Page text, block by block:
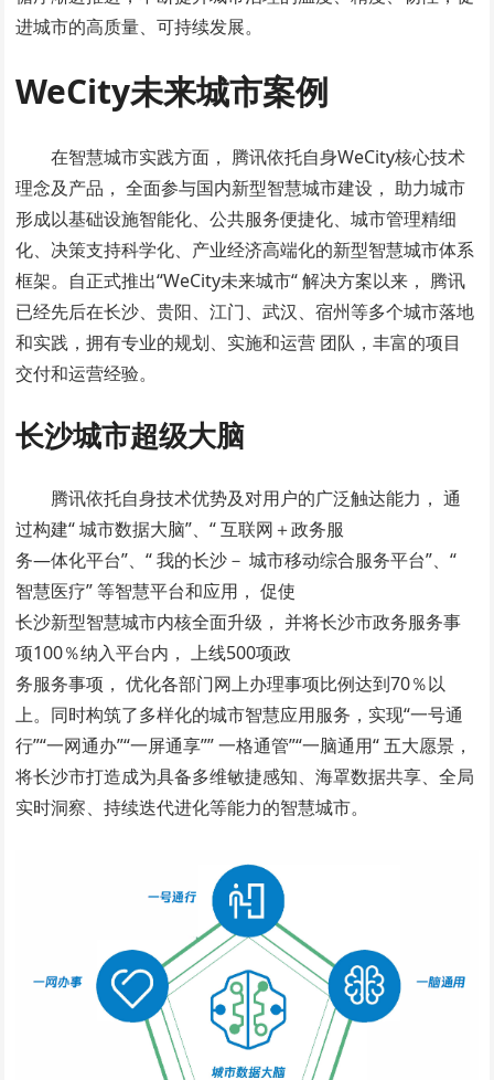
进城市的高质量、可持续发展。
WeCity未来城市案例
在智慧城市实践方面， 腾讯依托自身WeCity核心技术
理念及产品， 全面参与国内新型智慧城市建设， 助力城市
形成以基础设施智能化、公共服务便捷化、城市管理精细
化、决策支持科学化、产业经济高端化的新型智慧城市体系
框架。自正式推出“WeCity未来城市“ 解决方案以来， 腾讯
已经先后在长沙、贵阳、江门、武汉、宿州等多个城市落地
和实践，拥有专业的规划、实施和运营 团队，丰富的项目
交付和运营经验。
长沙城市超级大脑
腾讯依托自身技术优势及对用户的广泛触达能力， 通
过构建“ 城市数据大脑”、“ 互联网＋政务服
务—体化平台”、“ 我的长沙－ 城市移动综合服务平台”、“
智慧医疗” 等智慧平台和应用， 促使
长沙新型智慧城市内核全面升级， 并将长沙市政务服务事
项100％纳入平台内， 上线500项政
务服务事项， 优化各部门网上办理事项比例达到70％以
上。同时构筑了多样化的城市智慧应用服务，实现“一号通
行”“一网通办”“一屏通享”” 一格通管”“一脑通用“ 五大愿景，
将长沙市打造成为具备多维敏捷感知、海罩数据共享、全局
实时洞察、持续迭代进化等能力的智慧城市。